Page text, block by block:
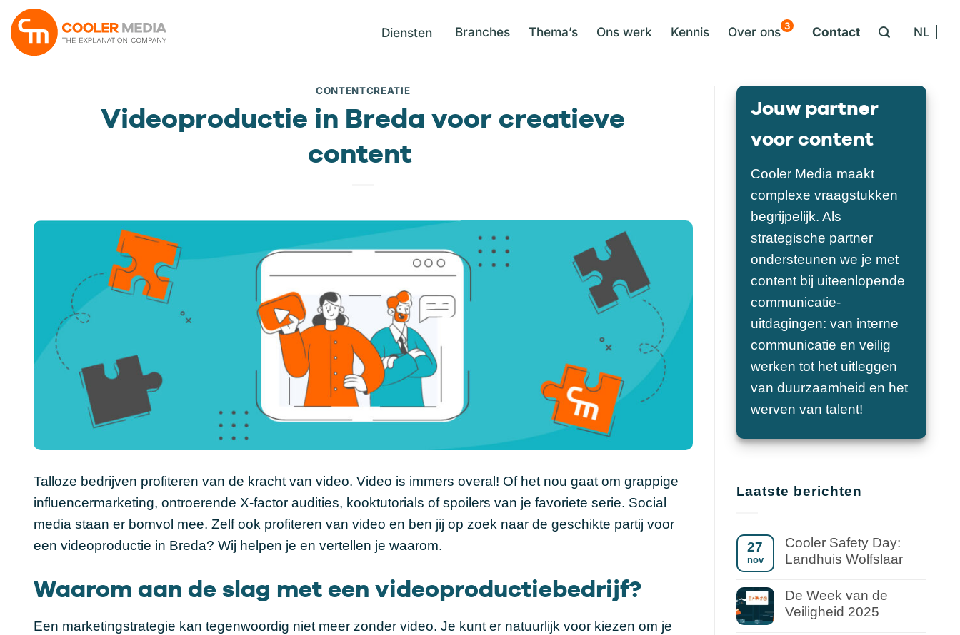
naar
inhoud
Diensten Branches Thema’s Ons werk Kennis Over ons 3 Contact NL
CONTENTCREATIE
Videoproductie in Breda voor creatieve
content
Talloze bedrijven profiteren van de kracht van video. Video is immers overal! Of het nou gaat om grappige
influencermarketing, ontroerende X-factor audities, kooktutorials of spoilers van je favoriete serie. Social
media staan er bomvol mee. Zelf ook profiteren van video en ben jij op zoek naar de geschikte partij voor
een videoproductie in Breda? Wij helpen je en vertellen je waarom.
Waarom aan de slag met een videoproductiebedrijf?
Een marketingstrategie kan tegenwoordig niet meer zonder video. Je kunt er natuurlijk voor kiezen om je
Jouw partner
voor content
Cooler Media maakt
complexe vraagstukken
begrijpelijk. Als
strategische partner
ondersteunen we je met
content bij uiteenlopende
communicatie-
uitdagingen: van interne
communicatie en veilig
werken tot het uitleggen
van duurzaamheid en het
werven van talent!
Laatste berichten
27
nov
Cooler Safety Day:
Landhuis Wolfslaar
De Week van de
Veiligheid 2025